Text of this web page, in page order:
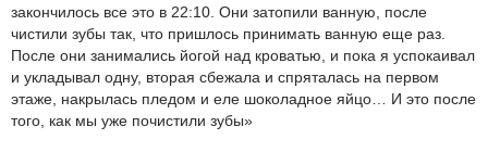
закончилось все это в 22:10. Они затопили ванную, после
чистили зубы так, что пришлось принимать ванную еще раз.
После они занимались йогой над кроватью, и пока я успокаивал
и укладывал одну, вторая сбежала и спряталась на первом
этаже, накрылась пледом и еле шоколадное яйцо… И это после
того, как мы уже почистили зубы»